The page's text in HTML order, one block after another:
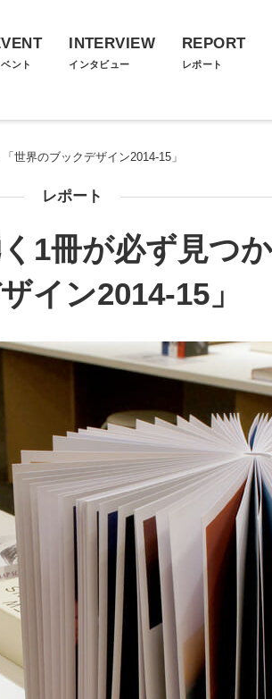
ント
INTERVIEW
インタビュー
REPORT
レポート
世界のブックデザイン2014-15」
レポート
1冊が必ず見つ
イン2014-15」